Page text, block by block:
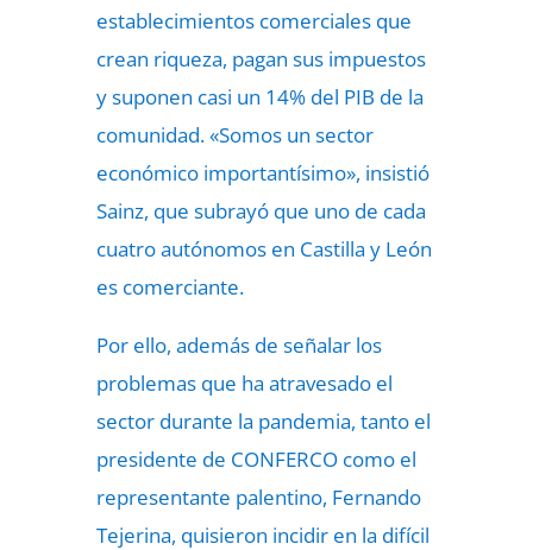
establecimientos comerciales que
crean riqueza, pagan sus impuestos
y suponen casi un 14% del PIB de la
comunidad. «Somos un sector
económico importantísimo», insistió
Sainz, que subrayó que uno de cada
cuatro autónomos en Castilla y León
es comerciante.
Por ello, además de señalar los
problemas que ha atravesado el
sector durante la pandemia, tanto el
presidente de CONFERCO como el
representante palentino, Fernando
Tejerina, quisieron incidir en la difícil